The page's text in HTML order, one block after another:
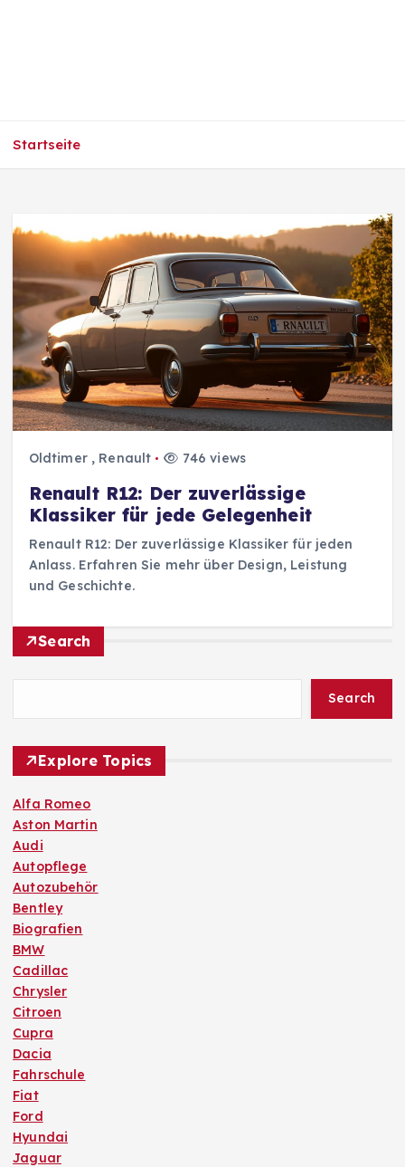
Startseite
Oldtimer, Renault 746 views
Renault R12: Der zuverlässige
Klassiker für jede Gelegenheit
Renault R12: Der zuverlässige Klassiker für jeden
Anlass. Erfahren Sie mehr über Design, Leistung
und Geschichte.
Search
Search
Explore Topics
Alfa Romeo
Aston Martin
Audi
Autopflege
Autozubehör
Bentley
Biografien
BMW
Cadillac
Chrysler
Citroen
Cupra
Dacia
Fahrschule
Fiat
Ford
Hyundai
Jaguar